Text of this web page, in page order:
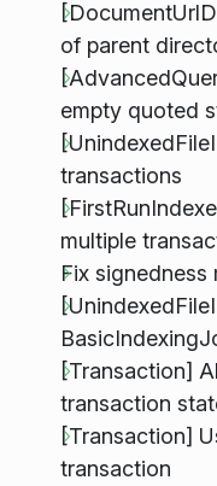
of parent
empty quoted
transactions
multiple
Fix
[Transaction]
transaction
[Transaction]
transaction